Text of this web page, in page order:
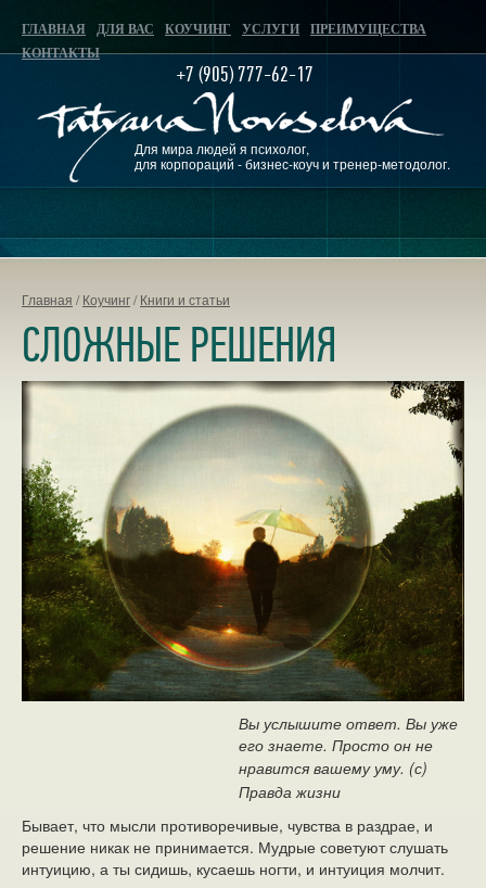
ГЛАВНАЯ ДЛЯ ВАС КОУЧИНГ УСЛУГИ
ПРЕИМУЩЕСТВА
КОНТАКТЫ
Для мира людей я психолог,
для корпораций - бизнес-коуч и тренер-методолог.
+7 (905) 777-62-17
Главная /Коучинг/Книги и статьи
СЛОЖНЫЕ РЕШЕНИЯ
Вы услышите ответ. Вы уже
его знаете. Просто он не
нравится вашему уму. (с)
Правда жизни
Бывает, что мысли противоречивые, чувства в раздрае, и
решение никак не принимается. Мудрые советуют слушать
интуицию, а ты сидишь, кусаешь ногти, и интуиция молчит.